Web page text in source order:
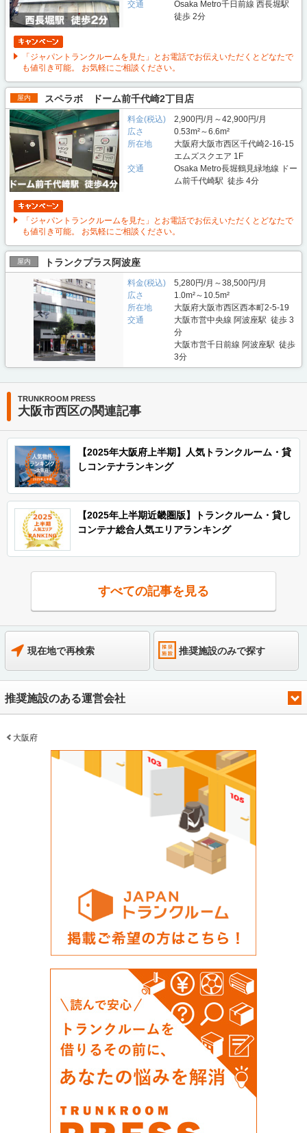
交通
Osaka Metro千日前線 西長堀駅
徒歩 2分
「ジャパントランクルームを見た」とお電話でお伝えいただくとどなたで
も値引き可能。 お気軽にご相談ください。
屋内 スペラボ ドーム前千代崎2丁目店
料金(税込)
2,900円/月～42,900円/月
広さ
0.53m²～6.6m²
所在地
大阪府大阪市西区千代崎2-16-15
エムズスクエア 1F
交通
Osaka Metro長堀鶴見緑地線 ドー
ム前千代崎駅 徒歩 4分
「ジャパントランクルームを見た」とお電話でお伝えいただくとどなたで
も値引き可能。 お気軽にご相談ください。
屋内 トランクプラス阿波座
料金(税込)
5,280円/月～38,500円/月
広さ
1.0m²～10.5m²
所在地
大阪府大阪市西区西本町2-5-19
交通
大阪市営中央線 阿波座駅 徒歩 3
分
大阪市営千日前線 阿波座駅 徒歩
3分
TRUNKROOM PRESS
大阪市西区の関連記事
【2025年大阪府上半期】人気トランクルーム・貸
しコンテナランキング
【2025年上半期近畿圏版】トランクルーム・貸し
コンテナ総合人気エリアランキング
すべての記事を見る
現在地で再検索 推奨施設のみで探す
推奨施設のある運営会社
大阪府